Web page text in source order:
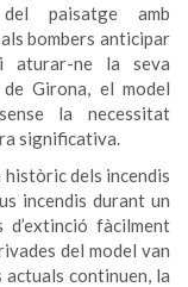
paisatge amb
bombers anticipar
aturar-ne la seva
Girona, el model
la necessitat
significativa.
històric dels incendis
incendis durant un
fàcilment
del model van
actuals continuen, la